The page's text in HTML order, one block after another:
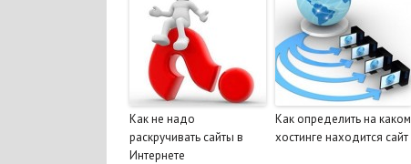
Как не надо
раскручивать сайты в
Интернете
Как определить на каком
хостинге находится сайт